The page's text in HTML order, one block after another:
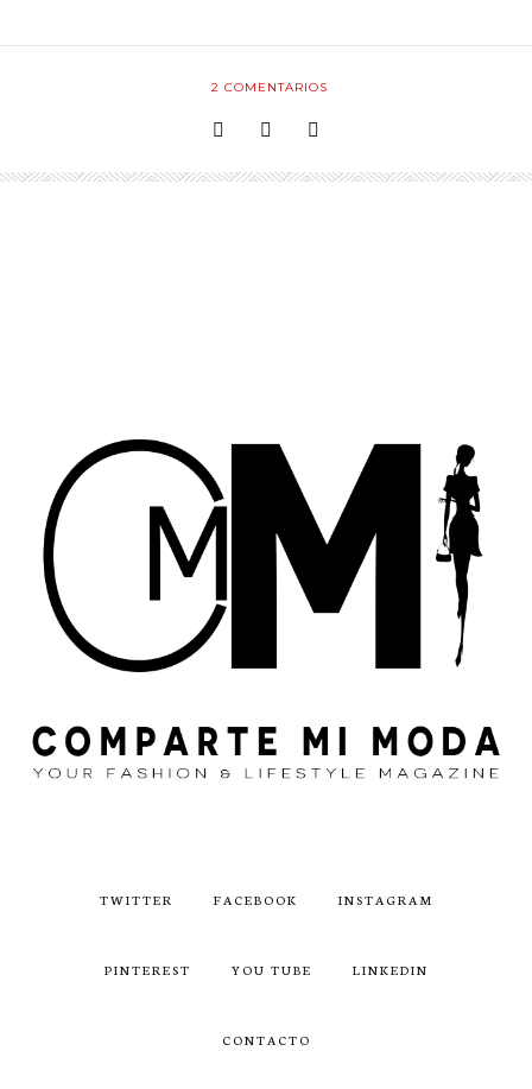
2 COMENTARIOS
TWITTER FACEBOOK INSTAGRAM
PINTEREST YOU TUBE LINKEDIN
CONTACTO